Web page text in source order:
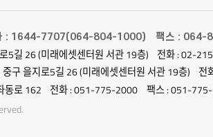
: 1644-7707(064-804-1000) 팩스 : 064-
5길 26 (미래에셋센터원 서관 19층) 전화 : 02-
구 을지로5길 26 (미래에셋센터원 서관 19층) 전
동로 162 전화 : 051-775-2000 팩스 : 051-